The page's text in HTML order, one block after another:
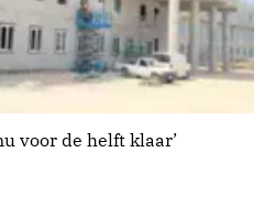
voor de helft klaar’